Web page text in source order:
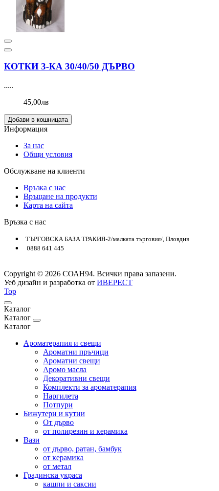
КОТКИ 3-КА 30/40/50 ДЪРВО
.....
45,00лв
Добави в кошницата
Информация
За нас
Общи условия
Обслужване на клиенти
Връзка с нас
Връщане на продукти
Карта на сайта
Връзка с нас
ТЪРГОВСКА БАЗА ТРАКИЯ-2/малката търговия/, Пловдив
0888 641 445
Copyright © 2026 СОАН94. Всички права запазени.
Уеб дизайн и разработка от ИВЕРЕСТ
Top
Каталог
Каталог
Каталог
Ароматерапия и свещи
Ароматни пръчици
Ароматни свещи
Аромо масла
Декоративни свещи
Комплекти за ароматерапия
Наргилета
Потпури
Бижутери и кутии
От дърво
от полирезин и керамика
Вази
от дърво, ратан, бамбук
от керамика
от метал
Градинска украса
кашпи и саксии